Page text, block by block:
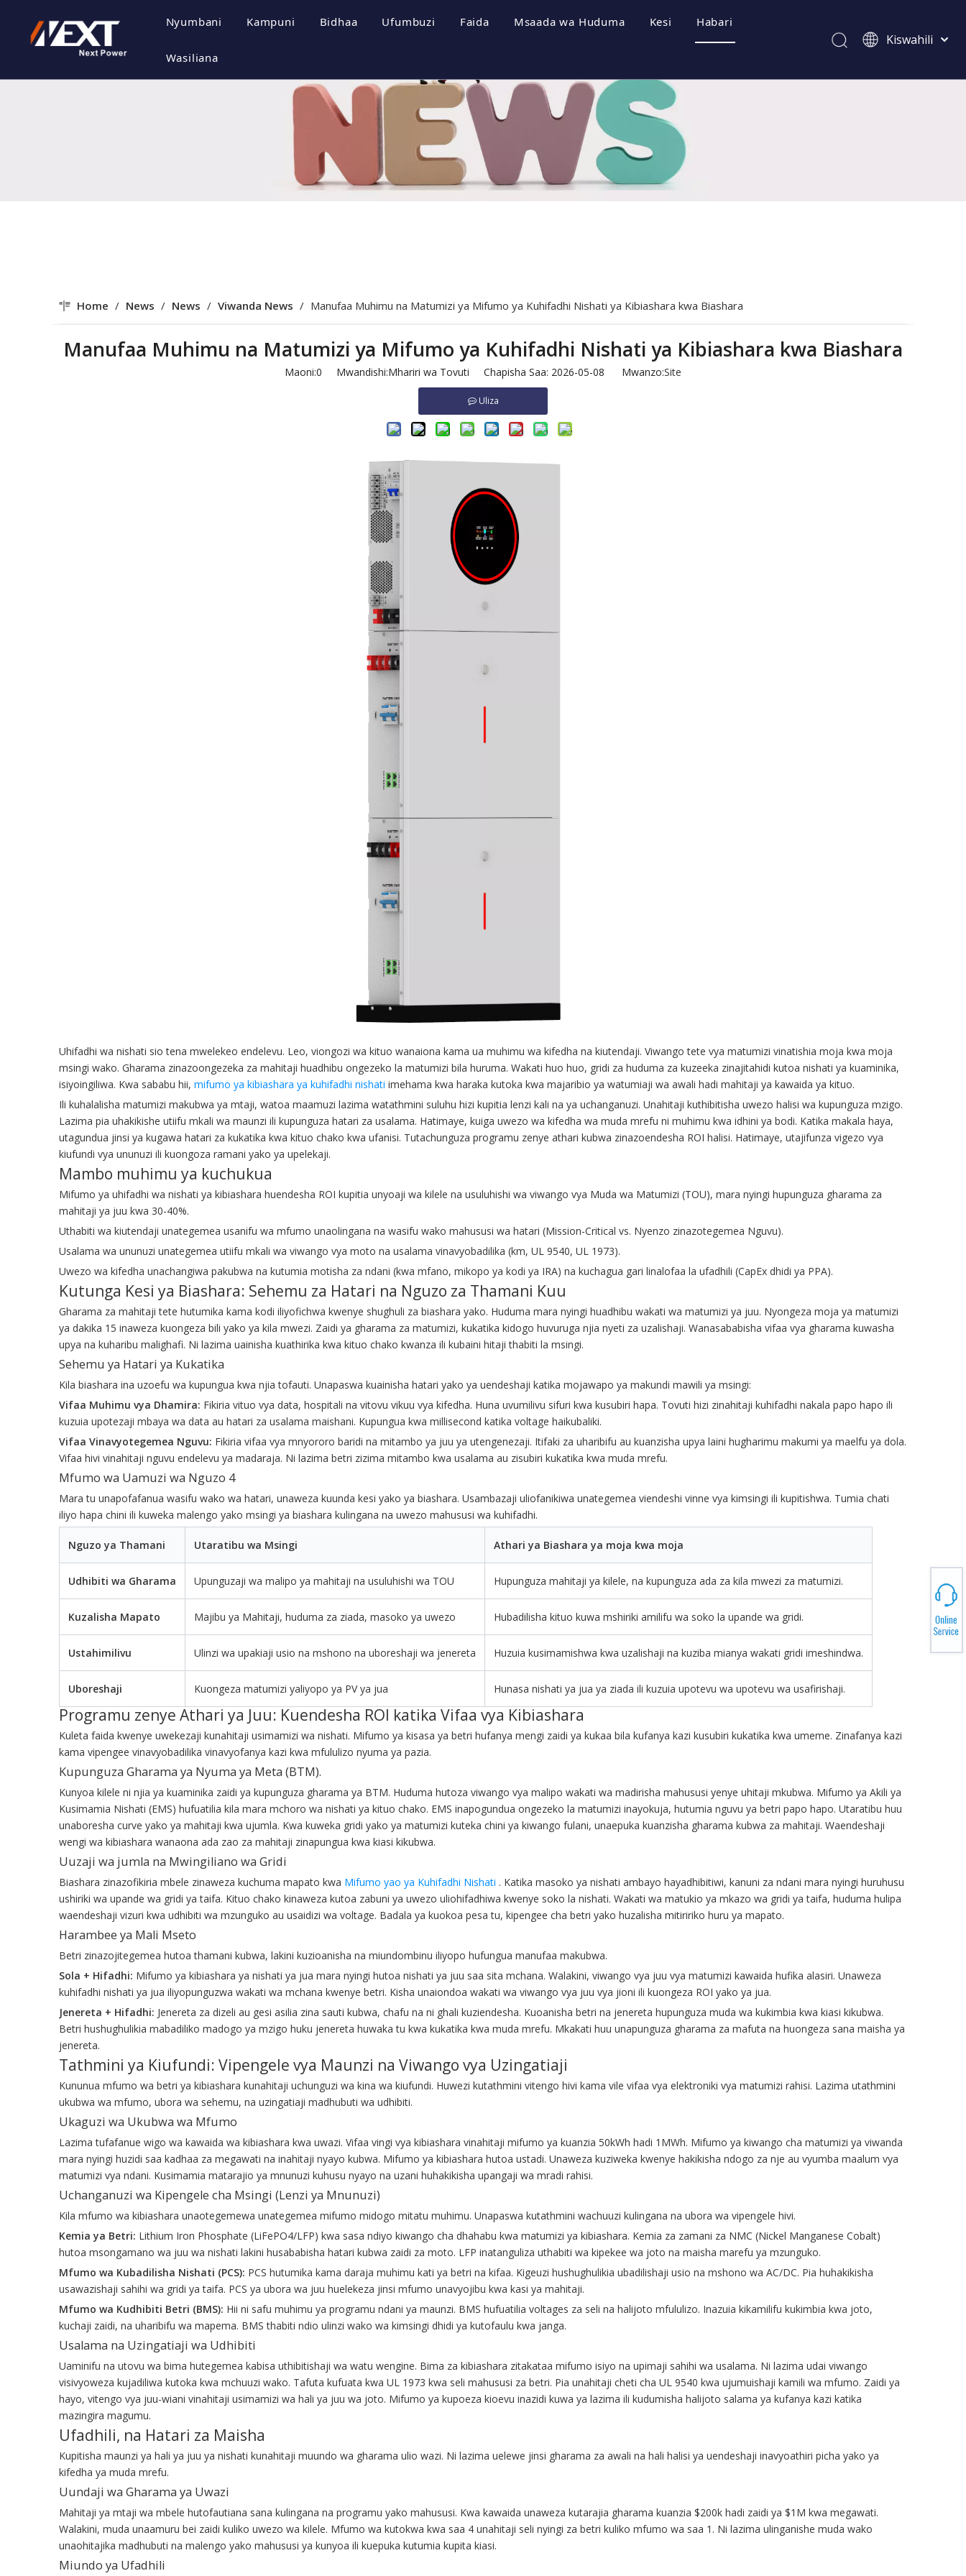
Nyumbani Kampuni
Utamaduni wa Kampuni
Heshima ya Cheti
Mtindo wa Kampuni
Bidhaa
Inverter ya Photovoltaic
Mfumo wa Photovoltaic
Ufumbuzi Faida Msaada wa Huduma
Pakua
Maswali Yanayoulizwa Mara kwa Mara
Video
Kesi Habari
Wasiliana
Kiswahili
ไทย
Home / News / News / Viwanda News / Manufaa Muhimu na Matumizi ya Mifumo ya Kuhifadhi Nishati ya Kibiashara kwa Biashara
Manufaa Muhimu na Matumizi ya Mifumo ya Kuhifadhi Nishati ya Kibiashara kwa Biashara
Maoni:0 Mwandishi:Mhariri wa Tovuti Chapisha Saa: 2026-05-08 Mwanzo:Site
Uliza
Uhifadhi wa nishati sio tena mwelekeo endelevu. Leo, viongozi wa kituo wanaiona kama ua muhimu wa kifedha na kiutendaji. Viwango tete vya matumizi vinatishia moja kwa moja
msingi wako. Gharama zinazoongezeka za mahitaji huadhibu ongezeko la matumizi bila huruma. Wakati huo huo, gridi za huduma za kuzeeka zinajitahidi kutoa nishati ya kuaminika,
isiyoingiliwa. Kwa sababu hii, mifumo ya kibiashara ya kuhifadhi nishati imehama kwa haraka kutoka kwa majaribio ya watumiaji wa awali hadi mahitaji ya kawaida ya kituo.
Ili kuhalalisha matumizi makubwa ya mtaji, watoa maamuzi lazima watathmini suluhu hizi kupitia lenzi kali na ya uchanganuzi. Unahitaji kuthibitisha uwezo halisi wa kupunguza mzigo.
Lazima pia uhakikishe utiifu mkali wa maunzi ili kupunguza hatari za usalama. Hatimaye, kuiga uwezo wa kifedha wa muda mrefu ni muhimu kwa idhini ya bodi. Katika makala haya,
utagundua jinsi ya kugawa hatari za kukatika kwa kituo chako kwa ufanisi. Tutachunguza programu zenye athari kubwa zinazoendesha ROI halisi. Hatimaye, utajifunza vigezo vya
kiufundi vya ununuzi ili kuongoza ramani yako ya upelekaji.
Mambo muhimu ya kuchukua
Mifumo ya uhifadhi wa nishati ya kibiashara huendesha ROI kupitia unyoaji wa kilele na usuluhishi wa viwango vya Muda wa Matumizi (TOU), mara nyingi hupunguza gharama za
mahitaji ya juu kwa 30-40%.
Uthabiti wa kiutendaji unategemea usanifu wa mfumo unaolingana na wasifu wako mahususi wa hatari (Mission-Critical vs. Nyenzo zinazotegemea Nguvu).
Usalama wa ununuzi unategemea utiifu mkali wa viwango vya moto na usalama vinavyobadilika (km, UL 9540, UL 1973).
Uwezo wa kifedha unachangiwa pakubwa na kutumia motisha za ndani (kwa mfano, mikopo ya kodi ya IRA) na kuchagua gari linalofaa la ufadhili (CapEx dhidi ya PPA).
Kutunga Kesi ya Biashara: Sehemu za Hatari na Nguzo za Thamani Kuu
Gharama za mahitaji tete hutumika kama kodi iliyofichwa kwenye shughuli za biashara yako. Huduma mara nyingi huadhibu wakati wa matumizi ya juu. Nyongeza moja ya matumizi
ya dakika 15 inaweza kuongeza bili yako ya kila mwezi. Zaidi ya gharama za matumizi, kukatika kidogo huvuruga njia nyeti za uzalishaji. Wanasababisha vifaa vya gharama kuwasha
upya na kuharibu malighafi. Ni lazima uainisha kuathirika kwa kituo chako kwanza ili kubaini hitaji thabiti la msingi.
Sehemu ya Hatari ya Kukatika
Kila biashara ina uzoefu wa kupungua kwa njia tofauti. Unapaswa kuainisha hatari yako ya uendeshaji katika mojawapo ya makundi mawili ya msingi:
Vifaa Muhimu vya Dhamira: Fikiria vituo vya data, hospitali na vitovu vikuu vya kifedha. Huna uvumilivu sifuri kwa kusubiri hapa. Tovuti hizi zinahitaji kuhifadhi nakala papo hapo ili
kuzuia upotezaji mbaya wa data au hatari za usalama maishani. Kupungua kwa millisecond katika voltage haikubaliki.
Vifaa Vinavyotegemea Nguvu: Fikiria vifaa vya mnyororo baridi na mitambo ya juu ya utengenezaji. Itifaki za uharibifu au kuanzisha upya laini hugharimu makumi ya maelfu ya dola.
Vifaa hivi vinahitaji nguvu endelevu ya madaraja. Ni lazima betri zizima mitambo kwa usalama au zisubiri kukatika kwa muda mrefu.
Mfumo wa Uamuzi wa Nguzo 4
Mara tu unapofafanua wasifu wako wa hatari, unaweza kuunda kesi yako ya biashara. Usambazaji uliofanikiwa unategemea viendeshi vinne vya kimsingi ili kupitishwa. Tumia chati
iliyo hapa chini ili kuweka malengo yako msingi ya biashara kulingana na uwezo mahususi wa kuhifadhi.
Nguzo ya Thamani Utaratibu wa Msingi Athari ya Biashara ya moja kwa moja
Udhibiti wa Gharama Upunguzaji wa malipo ya mahitaji na usuluhishi wa TOU Hupunguza mahitaji ya kilele, na kupunguza ada za kila mwezi za matumizi.
Kuzalisha Mapato Majibu ya Mahitaji, huduma za ziada, masoko ya uwezo Hubadilisha kituo kuwa mshiriki amilifu wa soko la upande wa gridi.
Ustahimilivu Ulinzi wa upakiaji usio na mshono na uboreshaji wa jenereta Huzuia kusimamishwa kwa uzalishaji na kuziba mianya wakati gridi imeshindwa.
Uboreshaji Kuongeza matumizi yaliyopo ya PV ya jua Hunasa nishati ya jua ya ziada ili kuzuia upotevu wa upotevu wa usafirishaji.
Programu zenye Athari ya Juu: Kuendesha ROI katika Vifaa vya Kibiashara
Kuleta faida kwenye uwekezaji kunahitaji usimamizi wa nishati. Mifumo ya kisasa ya betri hufanya mengi zaidi ya kukaa bila kufanya kazi kusubiri kukatika kwa umeme. Zinafanya kazi
kama vipengee vinavyobadilika vinavyofanya kazi kwa mfululizo nyuma ya pazia.
Kupunguza Gharama ya Nyuma ya Meta (BTM).
Kunyoa kilele ni njia ya kuaminika zaidi ya kupunguza gharama ya BTM. Huduma hutoza viwango vya malipo wakati wa madirisha mahususi yenye uhitaji mkubwa. Mifumo ya Akili ya
Kusimamia Nishati (EMS) hufuatilia kila mara mchoro wa nishati ya kituo chako. EMS inapogundua ongezeko la matumizi inayokuja, hutumia nguvu ya betri papo hapo. Utaratibu huu
unaboresha curve yako ya mahitaji kwa ujumla. Kwa kuweka gridi yako ya matumizi kuteka chini ya kiwango fulani, unaepuka kuanzisha gharama kubwa za mahitaji. Waendeshaji
wengi wa kibiashara wanaona ada zao za mahitaji zinapungua kwa kiasi kikubwa.
Uuzaji wa jumla na Mwingiliano wa Gridi
Biashara zinazofikiria mbele zinaweza kuchuma mapato kwa Mifumo yao ya Kuhifadhi Nishati . Katika masoko ya nishati ambayo hayadhibitiwi, kanuni za ndani mara nyingi huruhusu
ushiriki wa upande wa gridi ya taifa. Kituo chako kinaweza kutoa zabuni ya uwezo uliohifadhiwa kwenye soko la nishati. Wakati wa matukio ya mkazo wa gridi ya taifa, huduma hulipa
waendeshaji vizuri kwa udhibiti wa mzunguko au usaidizi wa voltage. Badala ya kuokoa pesa tu, kipengee cha betri yako huzalisha mitiririko huru ya mapato.
Harambee ya Mali Mseto
Betri zinazojitegemea hutoa thamani kubwa, lakini kuzioanisha na miundombinu iliyopo hufungua manufaa makubwa.
Sola + Hifadhi: Mifumo ya kibiashara ya nishati ya jua mara nyingi hutoa nishati ya juu saa sita mchana. Walakini, viwango vya juu vya matumizi kawaida hufika alasiri. Unaweza
kuhifadhi nishati ya jua iliyopunguzwa wakati wa mchana kwenye betri. Kisha unaiondoa wakati wa viwango vya juu vya jioni ili kuongeza ROI yako ya jua.
Jenereta + Hifadhi: Jenereta za dizeli au gesi asilia zina sauti kubwa, chafu na ni ghali kuziendesha. Kuoanisha betri na jenereta hupunguza muda wa kukimbia kwa kiasi kikubwa.
Betri hushughulikia mabadiliko madogo ya mzigo huku jenereta huwaka tu kwa kukatika kwa muda mrefu. Mkakati huu unapunguza gharama za mafuta na huongeza sana maisha ya
jenereta.
Tathmini ya Kiufundi: Vipengele vya Maunzi na Viwango vya Uzingatiaji
Kununua mfumo wa betri ya kibiashara kunahitaji uchunguzi wa kina wa kiufundi. Huwezi kutathmini vitengo hivi kama vile vifaa vya elektroniki vya matumizi rahisi. Lazima utathmini
ukubwa wa mfumo, ubora wa sehemu, na uzingatiaji madhubuti wa udhibiti.
Ukaguzi wa Ukubwa wa Mfumo
Lazima tufafanue wigo wa kawaida wa kibiashara kwa uwazi. Vifaa vingi vya kibiashara vinahitaji mifumo ya kuanzia 50kWh hadi 1MWh. Mifumo ya kiwango cha matumizi ya viwanda
mara nyingi huzidi saa kadhaa za megawati na inahitaji nyayo kubwa. Mifumo ya kibiashara hutoa ustadi. Unaweza kuziweka kwenye hakikisha ndogo za nje au vyumba maalum vya
matumizi vya ndani. Kusimamia matarajio ya mnunuzi kuhusu nyayo na uzani huhakikisha upangaji wa mradi rahisi.
Uchanganuzi wa Kipengele cha Msingi (Lenzi ya Mnunuzi)
Kila mfumo wa kibiashara unaotegemewa unategemea mifumo midogo mitatu muhimu. Unapaswa kutathmini wachuuzi kulingana na ubora wa vipengele hivi.
Kemia ya Betri: Lithium Iron Phosphate (LiFePO4/LFP) kwa sasa ndiyo kiwango cha dhahabu kwa matumizi ya kibiashara. Kemia za zamani za NMC (Nickel Manganese Cobalt)
hutoa msongamano wa juu wa nishati lakini husababisha hatari kubwa zaidi za moto. LFP inatanguliza uthabiti wa kipekee wa joto na maisha marefu ya mzunguko.
Mfumo wa Kubadilisha Nishati (PCS): PCS hutumika kama daraja muhimu kati ya betri na kifaa. Kigeuzi hushughulikia ubadilishaji usio na mshono wa AC/DC. Pia huhakikisha
usawazishaji sahihi wa gridi ya taifa. PCS ya ubora wa juu huelekeza jinsi mfumo unavyojibu kwa kasi ya mahitaji.
Mfumo wa Kudhibiti Betri (BMS): Hii ni safu muhimu ya programu ndani ya maunzi. BMS hufuatilia voltages za seli na halijoto mfululizo. Inazuia kikamilifu kukimbia kwa joto,
kuchaji zaidi, na uharibifu wa mapema. BMS thabiti ndio ulinzi wako wa kimsingi dhidi ya kutofaulu kwa janga.
Usalama na Uzingatiaji wa Udhibiti
Uaminifu na utovu wa bima hutegemea kabisa uthibitishaji wa watu wengine. Bima za kibiashara zitakataa mifumo isiyo na upimaji sahihi wa usalama. Ni lazima udai viwango
visivyoweza kujadiliwa kutoka kwa mchuuzi wako. Tafuta kufuata kwa UL 1973 kwa seli mahususi za betri. Pia unahitaji cheti cha UL 9540 kwa ujumuishaji kamili wa mfumo. Zaidi ya
hayo, vitengo vya juu-wiani vinahitaji usimamizi wa hali ya juu wa joto. Mifumo ya kupoeza kioevu inazidi kuwa ya lazima ili kudumisha halijoto salama ya kufanya kazi katika
mazingira magumu.
Ufadhili, na Hatari za Maisha
Kupitisha maunzi ya hali ya juu ya nishati kunahitaji muundo wa gharama ulio wazi. Ni lazima uelewe jinsi gharama za awali na hali halisi ya uendeshaji inavyoathiri picha yako ya
kifedha ya muda mrefu.
Uundaji wa Gharama ya Uwazi
Mahitaji ya mtaji wa mbele hutofautiana sana kulingana na programu yako mahususi. Kwa kawaida unaweza kutarajia gharama kuanzia $200k hadi zaidi ya $1M kwa megawati.
Walakini, muda unaamuru bei zaidi kuliko uwezo wa kilele. Mfumo wa kutokwa kwa saa 4 unahitaji seli nyingi za betri kuliko mfumo wa saa 1. Ni lazima ulinganishe muda wako
unaohitajika madhubuti na malengo yako mahususi ya kunyoa ili kuepuka kutumia kupita kiasi.
Miundo ya Ufadhili